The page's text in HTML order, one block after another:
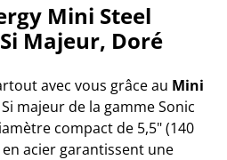
Mini Steel
Majeur, Doré
avec vous grâce au Mini
majeur de la gamme Sonic
compact de 5,5" (140
acier garantissent une